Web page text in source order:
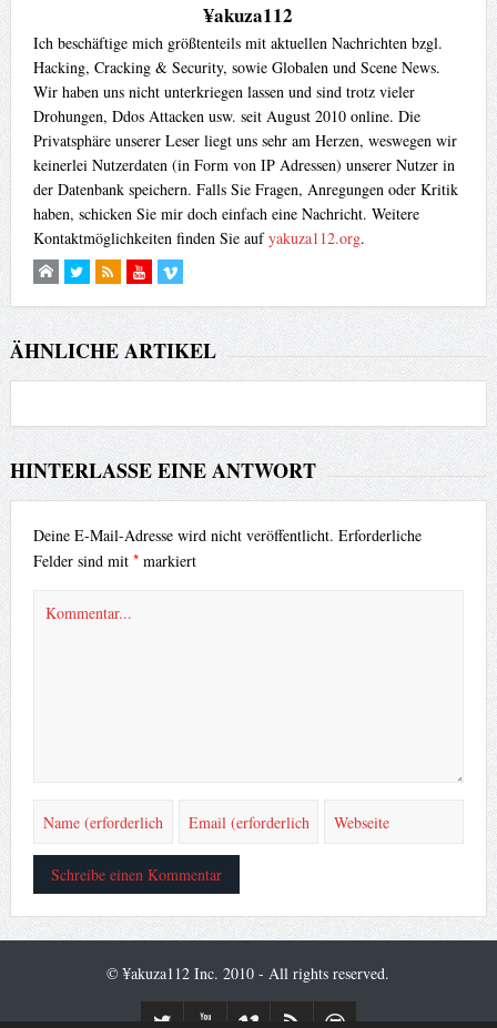
¥akuza112
Ich beschäftige mich größtenteils mit aktuellen Nachrichten bzgl.
Hacking, Cracking & Security, sowie Globalen und Scene News.
Wir haben uns nicht unterkriegen lassen und sind trotz vieler
Drohungen, Ddos Attacken usw. seit August 2010 online. Die
Privatsphäre unserer Leser liegt uns sehr am Herzen, weswegen wir
keinerlei Nutzerdaten (in Form von IP Adressen) unserer Nutzer in
der Datenbank speichern. Falls Sie Fragen, Anregungen oder Kritik
haben, schicken Sie mir doch einfach eine Nachricht. Weitere
Kontaktmöglichkeiten finden Sie aufyakuza112.org.
ÄHNLICHE ARTIKEL
HINTERLASSE EINE ANTWORT
Deine E-Mail-Adresse wird nicht veröffentlicht. Erforderliche
Felder sind mit *markiert
© ¥akuza112 Inc. 2010 - All rights reserved.